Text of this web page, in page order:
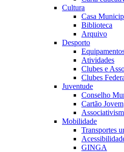
Cultura
Casa
Biblioteca
Arquivo
Desporto
Atividades
Clubes e
Clubes
Juventude
Conselho
Cartão Jovem
Mobilidade
Transportes
GINGA